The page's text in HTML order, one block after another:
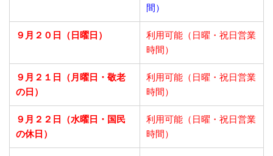
間）
９月２０日（日曜日）
利用可能（日曜・祝日営業
時間）
９月２１日
（月曜日・敬老
の日）
利用可能（日曜・祝日営業
時間）
９月２２日
（水曜日・国民
の休日）
利用可能（日曜・祝日営業
時間）